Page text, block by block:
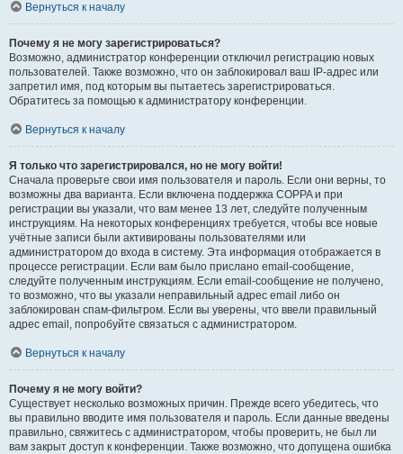
Вернуться к началу
Почему я не могу зарегистрироваться?
Возможно, администратор конференции отключил регистрацию новых
пользователей. Также возможно, что он заблокировал ваш IP-адрес или
запретил имя, под которым вы пытаетесь зарегистрироваться.
Обратитесь за помощью к администратору конференции.
Вернуться к началу
Я только что зарегистрировался, но не могу войти!
Сначала проверьте свои имя пользователя и пароль. Если они верны, то
возможны два варианта. Если включена поддержка COPPA и при
регистрации вы указали, что вам менее 13 лет, следуйте полученным
инструкциям. На некоторых конференциях требуется, чтобы все новые
учётные записи были активированы пользователями или
администратором до входа в систему. Эта информация отображается в
процессе регистрации. Если вам было прислано email-сообщение,
следуйте полученным инструкциям. Если email-сообщение не получено,
то возможно, что вы указали неправильный адрес email либо он
заблокирован спам-фильтром. Если вы уверены, что ввели правильный
адрес email, попробуйте связаться с администратором.
Вернуться к началу
Почему я не могу войти?
Существует несколько возможных причин. Прежде всего убедитесь, что
вы правильно вводите имя пользователя и пароль. Если данные введены
правильно, свяжитесь с администратором, чтобы проверить, не был ли
вам закрыт доступ к конференции. Также возможно, что допущена ошибка